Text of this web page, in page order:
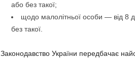
або без такої;
щодо малолітньої особи — від 8
без такої.
Законодавство України передбачає